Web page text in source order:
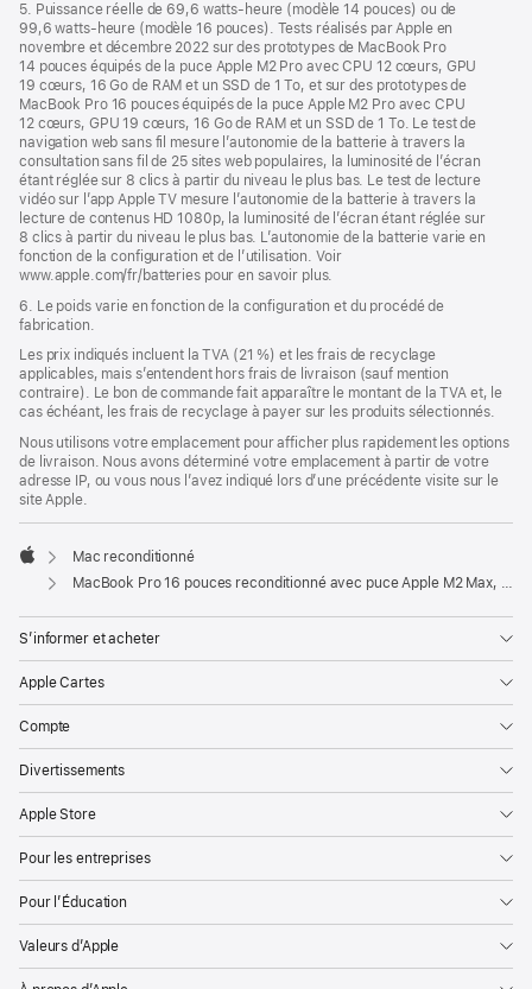
5. Puissance réelle de 69,6 watts-heure (modèle 14 pouces) ou de
99,6 watts-heure (modèle 16 pouces). Tests réalisés par Apple en
novembre et décembre 2022 sur des prototypes de MacBook Pro
14 pouces équipés de la puce Apple M2 Pro avec CPU 12 cœurs, GPU
19 cœurs, 16 Go de RAM et un SSD de 1 To, et sur des prototypes de
MacBook Pro 16 pouces équipés de la puce Apple M2 Pro avec CPU
12 cœurs, GPU 19 cœurs, 16 Go de RAM et un SSD de 1 To. Le test de
navigation web sans fil mesure l’autonomie de la batterie à travers la
consultation sans fil de 25 sites web populaires, la luminosité de l’écran
étant réglée sur 8 clics à partir du niveau le plus bas. Le test de lecture
vidéo sur l’app Apple TV mesure l’autonomie de la batterie à travers la
lecture de contenus HD 1080p, la luminosité de l’écran étant réglée sur
8 clics à partir du niveau le plus bas. L’autonomie de la batterie varie en
fonction de la configuration et de l’utilisation. Voir
www.apple.com/fr/batteries pour en savoir plus.
6. Le poids varie en fonction de la configuration et du procédé de
fabrication.
Les prix indiqués incluent la TVA (21 %) et les frais de recyclage
applicables, mais s’entendent hors frais de livraison (sauf mention
contraire). Le bon de commande fait apparaître le montant de la TVA et, le
cas échéant, les frais de recyclage à payer sur les produits sélectionnés.
Nous utilisons votre emplacement pour afficher plus rapidement les options
de livraison. Nous avons déterminé votre emplacement à partir de votre
adresse IP, ou vous nous l’avez indiqué lors d’une précédente visite sur le
site Apple.
Apple
Mac reconditionné
MacBook Pro 16 pouces reconditionné avec puce Apple M2 Max, CPU 12 cœurs et GPU 38 cœurs - Argent
S’informer et acheter
Apple Cartes
Compte
Divertissements
Apple Store
Pour les entreprises
Pour l’Éducation
Valeurs d’Apple